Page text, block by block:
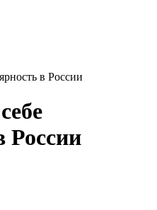
в России
России